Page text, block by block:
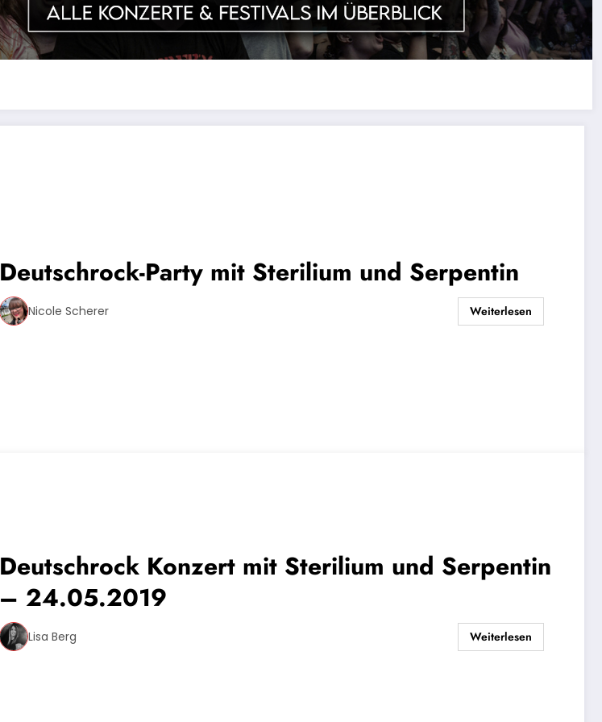
Deutschrock-Party mit Sterilium und Serpentin
Nicole Scherer Weiterlesen
Deutschrock Konzert mit Sterilium und Serpentin
– 24.05.2019
Lisa Berg Weiterlesen